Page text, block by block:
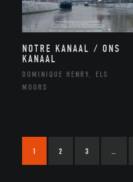
NOTRE KANAAL / ONS
KANAAL
DOMINIQUE HENRY, ELS
MOORS
1 2 3